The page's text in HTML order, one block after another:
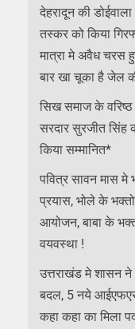
देहरादून की
तस्कर को किया
मात्रा मे अवैध चरस
बार खा चूका है जेल
सिख समाज के
सरदार सुरजीत सिंह
किया सम्मानित*
पवित्र सावन मास मे
प्रयास, भोले के
आयोजन, बाबा के
वयवस्था !
उत्तराखंड मे शासन
बदल, 5 नये आईएफएस
कहा कहा का मिला